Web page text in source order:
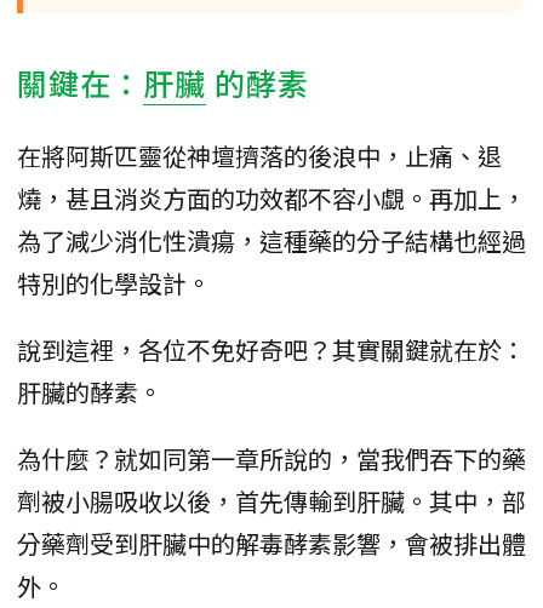
關鍵在： 肝臟 的酵素
在將阿斯匹靈從神壇擠落的後浪中，止痛、退
燒，甚且消炎方面的功效都不容小覷。再加上，
為了減少消化性潰瘍，這種藥的分子結構也經過
特別的化學設計。
說到這裡，各位不免好奇吧？其實關鍵就在於：
肝臟的酵素。
為什麼？就如同第一章所說的，當我們吞下的藥
劑被小腸吸收以後，首先傳輸到肝臟。其中，部
分藥劑受到肝臟中的解毒酵素影響，會被排出體
外。